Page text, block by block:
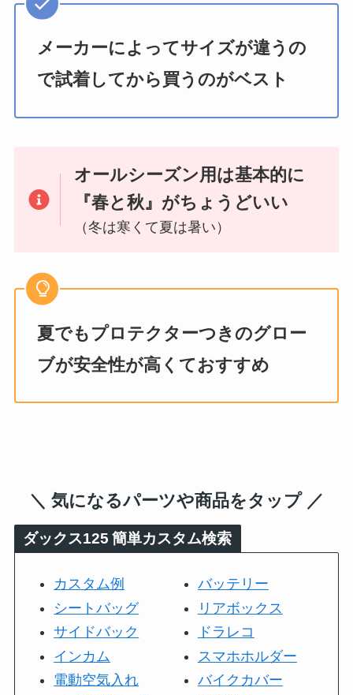
メーカーによってサイズが違うの
で試着してから買うのがベスト
オールシーズン用は基本的に
『春と秋』がちょうどいい
（冬は寒くて夏は暑い）
夏でもプロテクターつきのグロー
ブが安全性が高くておすすめ
＼ 気になるパーツや商品をタップ ／
ダックス125 簡単カスタム検索
カスタム例
シートバッグ
サイドバック
インカム
電動空気入れ
バッテリー
リアボックス
ドラレコ
スマホホルダー
バイクカバー